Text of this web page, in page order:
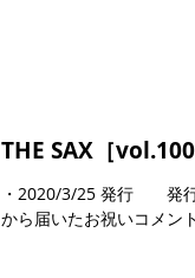
THE SAX［vol.100
・2020/3/25 発行 発行
から届いたお祝いコメン